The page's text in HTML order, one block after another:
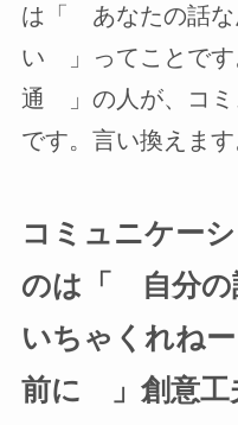
は「 あなたの話な
い 」ってことで
通 」の人が、コミ
です。言い換えます
コミュニケー
のは「 自分の
いちゃくれね
前に 」創意工